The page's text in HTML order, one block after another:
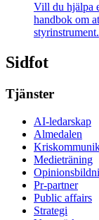
Vill du hjälpa
handbok om
styrinstrument.
Sidfot
Tjänster
AI-ledarskap
Almedalen
Medieträning
Pr-partner
Public affairs
Strategi